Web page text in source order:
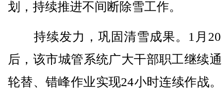
划，持续推进不间断除雪工作。
持续发力，巩固清雪成果。1月20
后，该市城管系统广大干部职工继续
轮替、错峰作业实现24小时连续作战